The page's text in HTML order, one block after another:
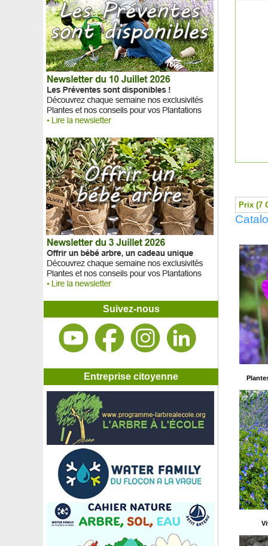
Grévilléa 'Canberra Gem'
Grévilléa romarin 'Jenkinsii'
Grewie occidentale, Raisin de Karoo
Griseline du littoral
Groseillier à fleurs
Groseillier à grappes
Groseillier à maquereaux
Groseillier des Alpes
Guimauve officinale
Gunnère de Magellan
Gypsophile rampante
Haie brise-vent
Hamamélis 'Arnold Promise'
Hamamélis 'Diane'
Hamamélis 'Feuerzauber'
Hamamélis 'Yamina'
Hélianthème blanc
Hélianthème jaune
Hélianthème orange
Hélianthème rose
Hélianthème rouge
Hémérocalle jaune, Lis d’un jour
Hémérocalle orange, Lis d’un jour
Hémérocalle rouge, Lis d’un jour
Heptacodium de Chine
Herbe à soie 'Bright Edge'
Herbe aux écouvillons
Herbe aux écouvillons 'Fireworks'
Herbe de la Pampa rose
Herbe du Japon
Herbe du Japon 'All gold'
Herbe du Japon 'Aureola'
Herbe du Japon 'Beni kaze'
Herbe sanglante
Herbe sucrée des Aztèques, Verveine sucrante
Hêtre à feuilles tricolores
Hêtre commun
Hêtre de Magellan, Hêtre austral
Hêtre pleureur
Hêtre pourpre
Heuchère 'Berry smoothie'
Heuchère 'Black beauty'
Heuchère 'Caramel'
Suivez-nous
Entreprise citoyenne
Prix (7